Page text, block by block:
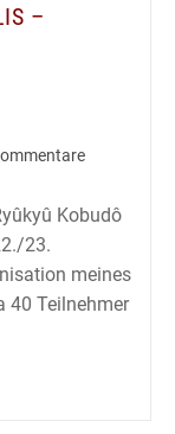
–
Kobudô
23.
meines
40 Teilnehmer